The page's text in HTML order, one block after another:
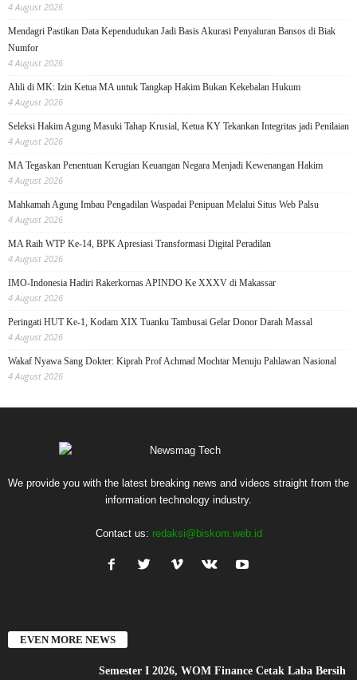
4 August 2026
Mendagri Pastikan Data Kependudukan Jadi Basis Akurasi Penyaluran Bansos di Biak
Numfor
4 August 2026
Ahli di MK: Izin Ketua MA untuk Tangkap Hakim Bukan Kekebalan Hukum
4 August 2026
Seleksi Hakim Agung Masuki Tahap Krusial, Ketua KY Tekankan Integritas jadi Penilaian
4 August 2026
MA Tegaskan Penentuan Kerugian Keuangan Negara Menjadi Kewenangan Hakim
4 August 2026
Mahkamah Agung Imbau Pengadilan Waspadai Penipuan Melalui Situs Web Palsu
4 August 2026
MA Raih WTP Ke-14, BPK Apresiasi Transformasi Digital Peradilan
4 August 2026
IMO-Indonesia Hadiri Rakerkornas APINDO Ke XXXV di Makassar
4 August 2026
Peringati HUT Ke-1, Kodam XIX Tuanku Tambusai Gelar Donor Darah Massal
4 August 2026
Wakaf Nyawa Sang Dokter: Kiprah Prof Achmad Mochtar Menuju Pahlawan Nasional
4 August 2026
We provide you with the latest breaking news and videos straight from the
information technology industry.
Contact us: redaksi@biskom.web.id
EVEN MORE NEWS
Semester I 2026, WOM Finance Cetak Laba Bersih